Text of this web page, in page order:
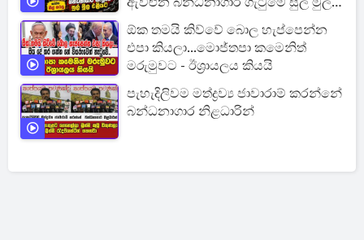
එළියට
ඕක තමයි කිව්වේ බොල හැප්පෙන්න
එපා කියලා...මොජ්තපා කමෙනිත්
මරුමුවට - ඊශ්‍රායලය කියයි
පැහැදිලිවම මත්ද්‍රව්‍ය ජාවාරාම් කරන්නේ
බන්ධනාගාර නිළධාරින්